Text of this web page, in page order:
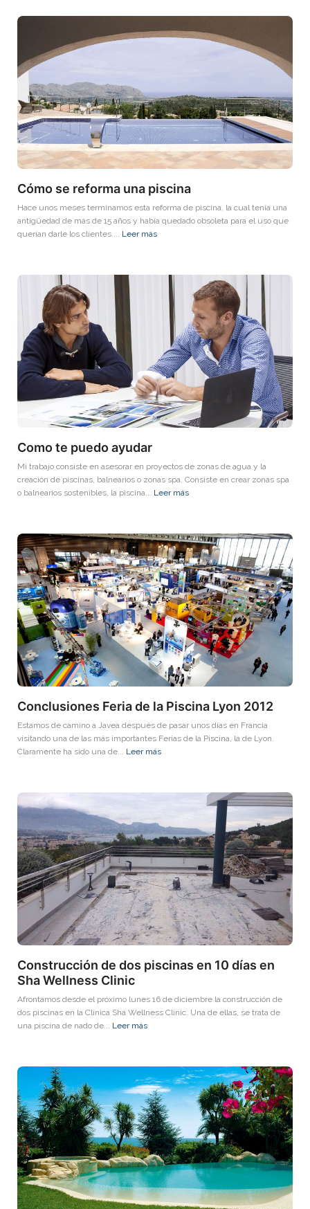
Cómo se reforma una piscina
Hace unos meses terminamos esta reforma de piscina, la cual tenía una
antigüedad de más de 15 años y había quedado obsoleta para el uso que
querían darle los clientes.... Leer más
Como te puedo ayudar
Mi trabajo consiste en asesorar en proyectos de zonas de agua y la
creación de piscinas, balnearios o zonas spa. Consiste en crear zonas spa
o balnearios sostenibles, la piscina... Leer más
Conclusiones Feria de la Piscina Lyon 2012
Estamos de camino a Javea después de pasar unos días en Francia
visitando una de las más importantes Ferias de la Piscina, la de Lyon.
Claramente ha sido una de... Leer más
Construcción de dos piscinas en 10 días en
Sha Wellness Clinic
Afrontamos desde el próximo lunes 16 de diciembre la construcción de
dos piscinas en la Clínica Sha Wellness Clinic. Una de ellas, se trata de
una piscina de nado de... Leer más